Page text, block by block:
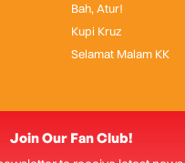
Bah, Atur!
Kupi Kruz
Selamat Malam KK
Join Our Fan Club!